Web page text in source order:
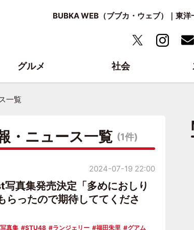
BUBKA WEB（ブブカ・ウェブ）｜東
一覧
・ニュース一覧 (1件)
真集発売決定「多めにおしり
らったので期待しててくださ
写真集 STU48 ランジェリー 福田朱里 グアム
2024-07-19 22:00
グルメ 社会